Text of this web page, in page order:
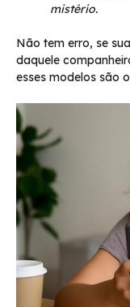
mistério.
Não tem erro, se
daquele
esses modelos são